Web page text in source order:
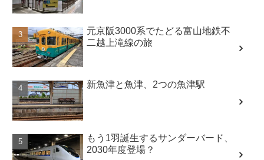
元京阪3000系でたどる富山地鉄不
二越上滝線の旅
新魚津と魚津、2つの魚津駅
もう1羽誕生するサンダーバード、
2030年度登場？